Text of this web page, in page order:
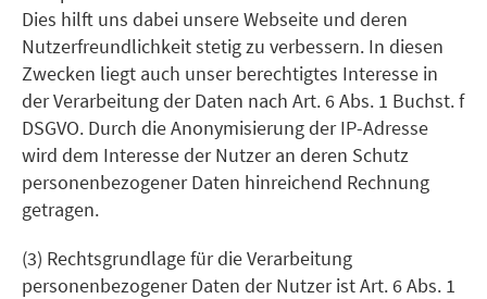
Dies hilft uns dabei unsere Webseite und deren
Nutzerfreundlichkeit stetig zu verbessern. In diesen
Zwecken liegt auch unser berechtigtes Interesse in
der Verarbeitung der Daten nach Art. 6 Abs. 1 Buchst. f
DSGVO. Durch die Anonymisierung der IP-Adresse
wird dem Interesse der Nutzer an deren Schutz
personenbezogener Daten hinreichend Rechnung
getragen.
(3) Rechtsgrundlage für die Verarbeitung
personenbezogener Daten der Nutzer ist Art. 6 Abs. 1